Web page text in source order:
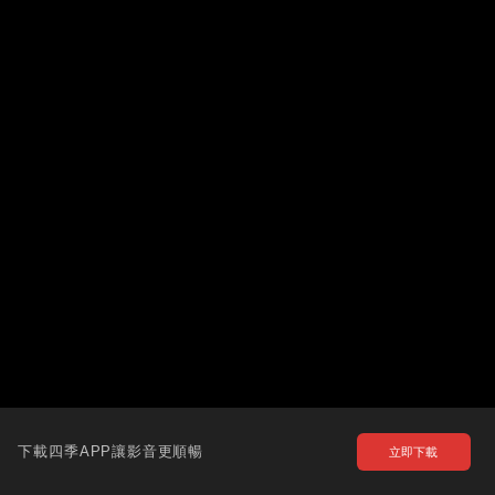
下載四季APP讓影音更順暢 立即下載